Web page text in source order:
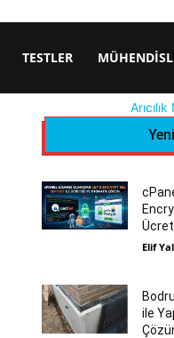
TESTLER
Elif
ile